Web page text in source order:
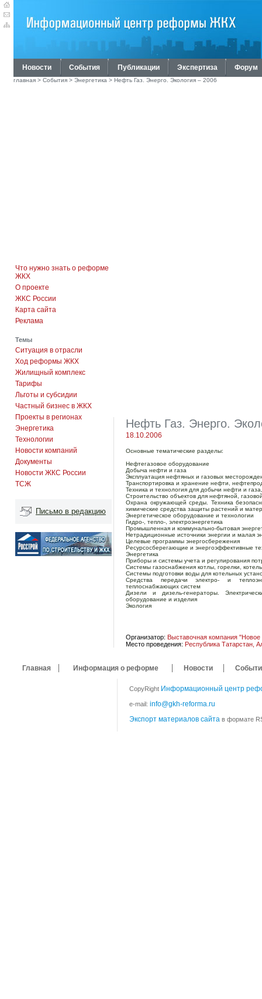
Новости События Публикации Экспертиза Форум
главная > События > Энергетика > Нефть Газ. Энерго. Экология – 2006
Что нужно знать о реформе
ЖКХ
О проекте
ЖКС России
Карта сайта
Реклама
Темы
Ситуация в отрасли
Ход реформы ЖКХ
Жилищный комплекс
Тарифы
Льготы и субсидии
Частный бизнес в ЖКХ
Проекты в регионах
Энергетика
Технологии
Новости компаний
Документы
Новости ЖКС России
ТСЖ
Письмо в редакцию
Нефть Газ. Энерго.
18.10.2006
Основные тематические разделы:
Нефтегазовое оборудование
Добыча нефти и газа
Эксплуатация нефтяных и газовых
Транспортировка и хранение нефти,
Техника и технология для добычи нефти и
Строительство объектов для нефтяной,
Охрана окружающей среды. Техника
химические средства защиты растений и
Энергетическое оборудование и технологии
Гидро-, тепло-, электроэнергетика
Промышленная и коммунально-бытовая
Нетрадиционные источники энергии и малая
Целевые программы энергосбережения
Ресурсосберегающие и энергоэффективные
Энергетика
Приборы и системы учета и регулирования
Системы газоснабжения котлы, горелки,
Системы подготовки воды для котельных
Средства передачи электро- и
теплоснабжающих систем
Дизели и дизель-генераторы.
оборудование и изделия
Экология
Организатор: Выставочная компания
Место проведения: Республика Татарстан,
Главная Информация о реформе Новости
CopyRight Информационный центр
e-mail: info@gkh-reforma.ru
Экспорт материалов сайта в формате